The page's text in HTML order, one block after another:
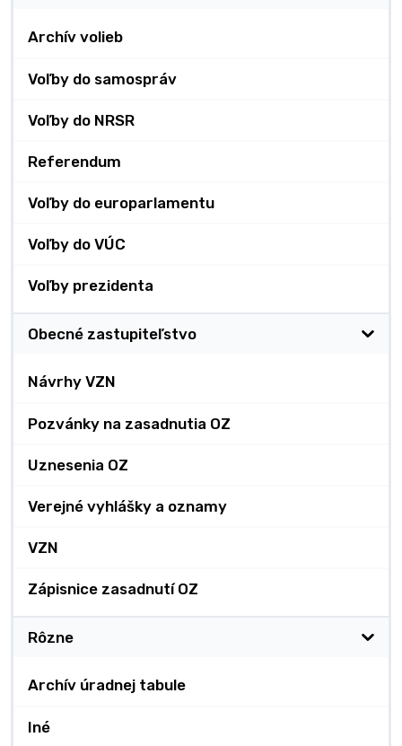
Archív volieb
Voľby do samospráv
Voľby do NRSR
Referendum
Voľby do europarlamentu
Voľby do VÚC
Voľby prezidenta
Obecné zastupiteľstvo
Návrhy VZN
Pozvánky na zasadnutia OZ
Uznesenia OZ
Verejné vyhlášky a oznamy
VZN
Zápisnice zasadnutí OZ
Rôzne
Archív úradnej tabule
Iné